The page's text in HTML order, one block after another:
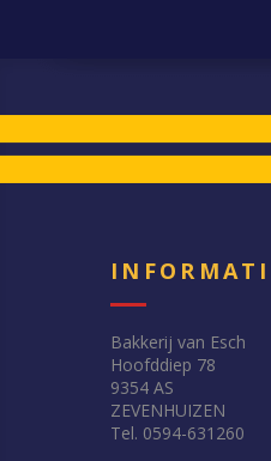
Bakkerij van Esch
Hoofddiep 78
9354 AS
ZEVENHUIZEN
Tel. 0594-631260